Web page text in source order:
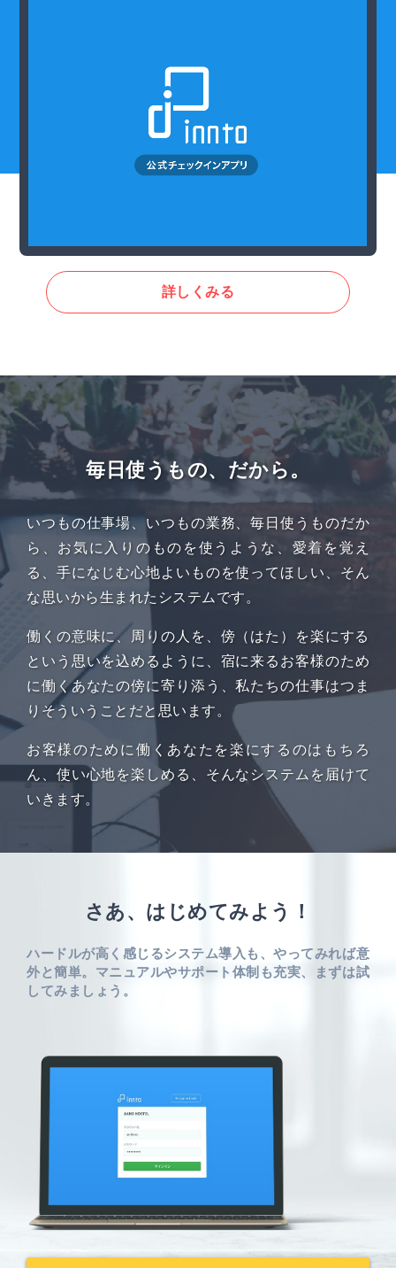
詳しくみる
毎日使うもの、だから。
いつもの仕事場、いつもの業務、毎日使うものだか
ら、お気に入りのものを使うような、 愛着を覚え
る、手になじむ心地よいものを使ってほしい、 そん
な思いから生まれたシステムです。
働くの意味に、周りの人を、傍（はた）を楽にする
という思いを込めるように、 宿に来るお客様のため
に働くあなたの傍に寄り添う、私たちの仕事はつま
りそういうことだと思います。
お客様のために働くあなたを楽にするのはもちろ
ん、 使い心地を楽しめる、そんなシステムを届けて
いきます。
さあ、はじめてみよう！
ハードルが高く感じるシステム導入も、やってみれば意
外と簡単。 マニュアルやサポート体制も充実、まずは試
してみましょう。